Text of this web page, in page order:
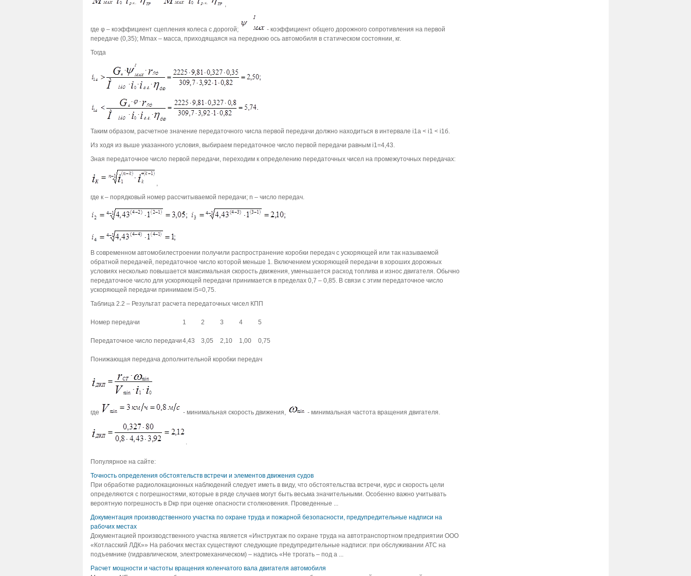
,
где φ – коэффициент сцепления колеса с дорогой;
- коэффициент общего дорожного сопротивления на первой
передаче (0,35); Мmax – масса, приходящаяся на переднюю ось автомобиля в статическом состоянии, кг.
Тогда
Таким образом, расчетное значение передаточного числа первой передачи должно находиться в интервале i1a < i1 < i1б.
Из ходя из выше указанного условия, выбираем передаточное число первой передачи равным i1=4,43.
Зная передаточное число первой передачи, переходим к определению передаточных чисел на промежуточных передачах:
,
где к – порядковый номер рассчитываемой передачи; n – число передач.
В современном автомобилестроении получили распространение коробки передач с ускоряющей или так называемой
обратной передачей, передаточное число которой меньше 1. Включением ускоряющей передачи в хороших дорожных
условиях несколько повышается максимальная скорость движения, уменьшается расход топлива и износ двигателя. Обычно
передаточное число для ускоряющей передачи принимается в пределах 0,7 – 0,85. В связи с этим передаточное число
ускоряющей передачи принимаем i5=0,75.
Таблица 2.2 – Результат расчета передаточных чисел КПП
Номер передачи 1 2 3 4 5
Передаточное число передачи4,43 3,05 2,10 1,00 0,75
Понижающая передача дополнительной коробки передач
где - минимальная скорость движения, - минимальная частота вращения двигателя.
.
Популярное на сайте:
Точность определения обстоятельств встречи и элементов движения судов
При обработке радиолокационных наблюдений следует иметь в виду, что обстоятельства встречи, курс и скорость цели
определяются с погрешностями, которые в ряде случаев могут быть весьма значительными. Особенно важно учитывать
вероятную погрешность в Dкр при оценке опасности столкновения. Проведенные ...
Документация производственного участка по охране труда и пожарной безопасности, предупредительные надписи на
рабочих местах
Документацией производственного участка является «Инструктаж по охране труда на автотранспортном предприятии ООО
«Котласский ЛДК»» На рабочих местах существуют следующие предупредительные надписи: при обслуживании АТС на
подъемнике (гидравлическом, электромеханическом) – надпись «Не трогать – под а ...
Расчет мощности и частоты вращения коленчатого вала двигателя автомобиля